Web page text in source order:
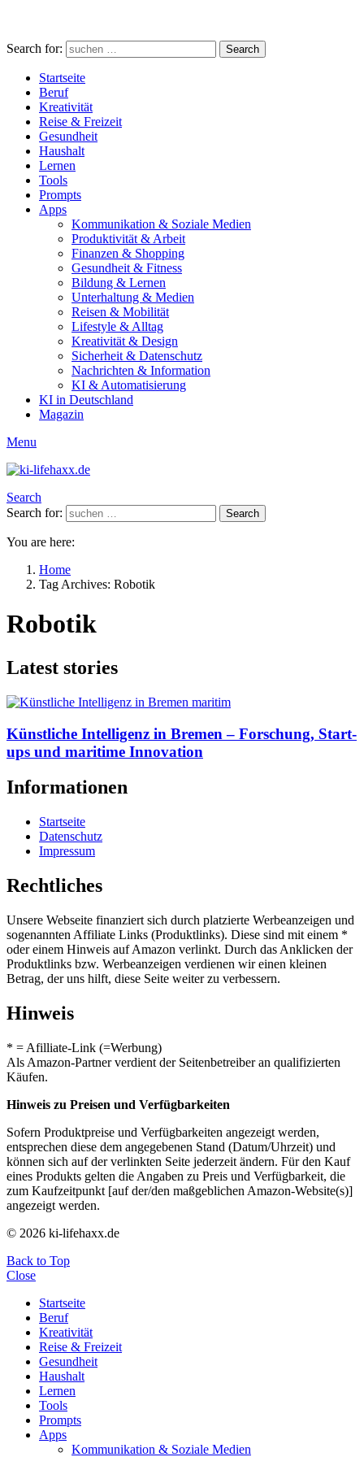
Search for: Search
Startseite
Beruf
Kreativität
Reise & Freizeit
Gesundheit
Haushalt
Lernen
Tools
Prompts
Apps
Kommunikation & Soziale Medien
Produktivität & Arbeit
Finanzen & Shopping
Gesundheit & Fitness
Bildung & Lernen
Unterhaltung & Medien
Reisen & Mobilität
Lifestyle & Alltag
Kreativität & Design
Sicherheit & Datenschutz
Nachrichten & Information
KI & Automatisierung
KI in Deutschland
Magazin
Menu
Search
Search for:
Search
You are here:
Home
Tag Archives: Robotik
Robotik
Latest stories
Künstliche Intelligenz in Bremen – Forschung, Start-
ups und maritime Innovation
Informationen
Startseite
Datenschutz
Impressum
Rechtliches
Unsere Webseite finanziert sich durch platzierte Werbeanzeigen und
sogenannten Affiliate Links (Produktlinks). Diese sind mit einem *
oder einem Hinweis auf Amazon verlinkt. Durch das Anklicken der
Produktlinks bzw. Werbeanzeigen verdienen wir einen kleinen
Betrag, der uns hilft, diese Seite weiter zu verbessern.
Hinweis
* = Afilliate-Link (=Werbung)
Als Amazon-Partner verdient der Seitenbetreiber an qualifizierten
Käufen.
Hinweis zu Preisen und Verfügbarkeiten
Sofern Produktpreise und Verfügbarkeiten angezeigt werden,
entsprechen diese dem angegebenen Stand (Datum/Uhrzeit) und
können sich auf der verlinkten Seite jederzeit ändern. Für den Kauf
eines Produkts gelten die Angaben zu Preis und Verfügbarkeit, die
zum Kaufzeitpunkt [auf der/den maßgeblichen Amazon-Website(s)]
angezeigt werden.
© 2026 ki-lifehaxx.de
Back to Top
Close
Startseite
Beruf
Kreativität
Reise & Freizeit
Gesundheit
Haushalt
Lernen
Tools
Prompts
Apps
Kommunikation & Soziale Medien